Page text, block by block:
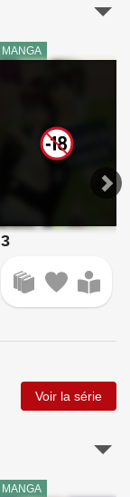
MANGA
3
Voir la série
MANGA